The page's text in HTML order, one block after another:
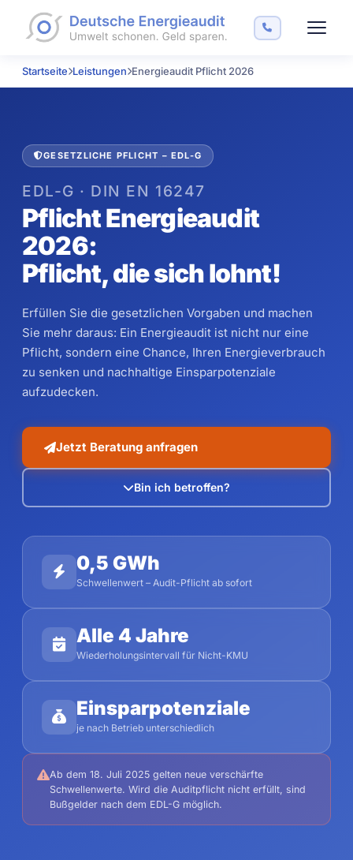
Startseite Leistungen Energieaudit Pflicht 2026
GESETZLICHE PFLICHT – EDL-G
EDL-G · DIN EN 16247
Pflicht Energieaudit
2026:
Pflicht, die sich lohnt!
Erfüllen Sie die gesetzlichen Vorgaben und machen
Sie mehr daraus: Ein Energieaudit ist nicht nur eine
Pflicht, sondern eine Chance, Ihren Energieverbrauch
zu senken und nachhaltige Einsparpotenziale
aufzudecken.
Jetzt Beratung anfragen
Bin ich betroffen?
0,5 GWh
Schwellenwert – Audit-Pflicht ab sofort
Alle 4 Jahre
Wiederholungsintervall für Nicht-KMU
Einsparpotenziale
je nach Betrieb unterschiedlich
Ab dem 18. Juli 2025 gelten neue verschärfte
Schwellenwerte. Wird die Auditpflicht nicht erfüllt, sind
Bußgelder nach dem EDL-G möglich.